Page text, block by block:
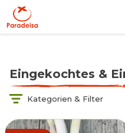
Eingekochtes &
Kategorien & Filter